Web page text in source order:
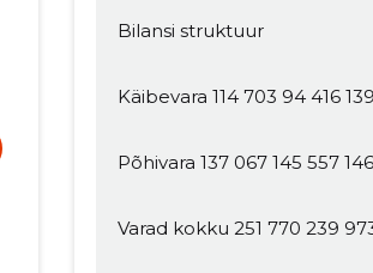
Bilansi struktuur
Käibevara 114 703 94 416
Põhivara 137 067 145 557
Varad kokku 251 770 239
Muuda pildi